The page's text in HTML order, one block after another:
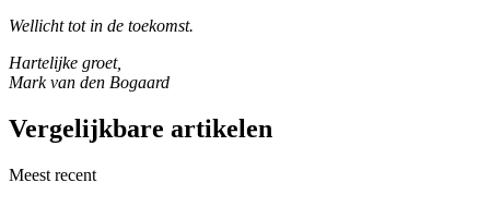
Wellicht tot in de toekomst.
Hartelijke groet,
Mark van den Bogaard
Vergelijkbare artikelen
Meest recent